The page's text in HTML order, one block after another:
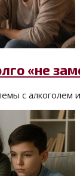
«не
с алкоголем